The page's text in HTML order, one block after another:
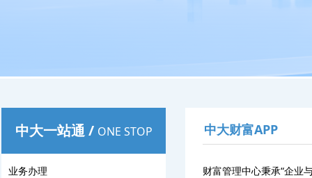
中大一站通/ ONE STOP 中大财富APP
财富管理中心秉承“企业
业务办理